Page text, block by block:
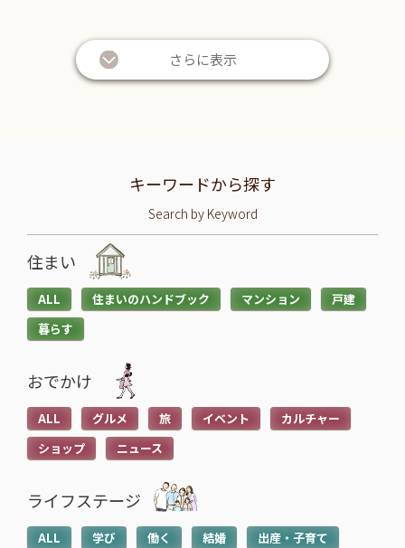
さらに表示
キーワードから探す
Search by Keyword
住まい
ALL 住まいのハンドブック マンション
戸建
暮らす
おでかけ
ALL グルメ 旅 イベント
カルチャー
ショップ
ニュース
ライフステージ
ALL 学び 働く 結婚
出産・子育て